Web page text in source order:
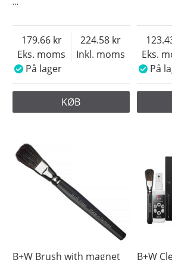
Eks. moms
179.66
Inkl. moms
224.58
På lager
KØB
Eks.
På
B+W Brush with magnet B+W